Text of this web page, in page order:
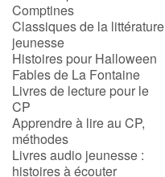
Comptines
Classiques de la littérature
jeunesse
Histoires pour Halloween
Fables de La Fontaine
Livres de lecture pour le
CP
Apprendre à lire au CP,
méthodes
Livres audio jeunesse :
histoires à écouter